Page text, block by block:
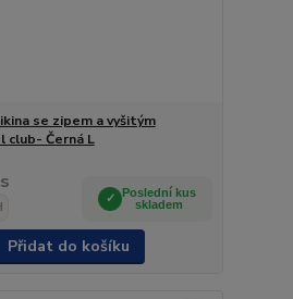
se zipem a vyšitým
club- Černá L
Poslední kus
skladem
Přidat do košíku